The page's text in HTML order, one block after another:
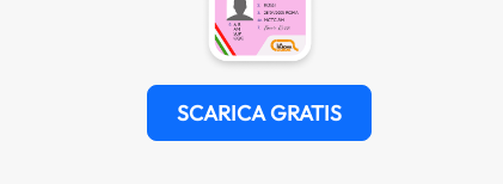
SCARICA GRATIS